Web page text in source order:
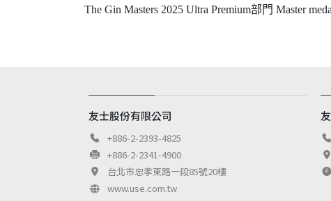
 The Gin Masters 2025 Ultra Premium部門 Master
友士股份有限公司
+886-2-2393-4825
+886-2-2341-4900
台北市忠孝東路一段85號20樓
www.use.com.tw